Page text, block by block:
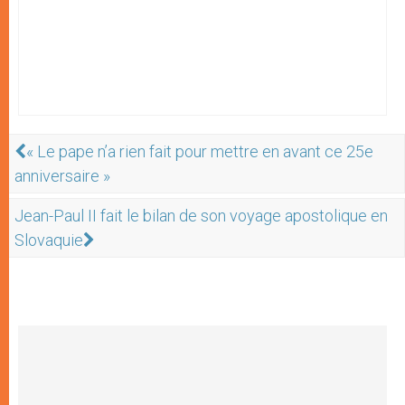
« Le pape n’a rien fait pour mettre en avant ce 25e
anniversaire »
Jean-Paul II fait le bilan de son voyage apostolique en
Slovaquie